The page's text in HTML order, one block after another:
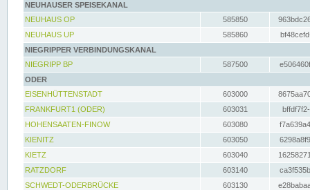
NEUHAUSER SPEISEKANAL
NEUHAUS OP
585850
NEUHAUS UP
585860
NIEGRIPPER VERBINDUNGSKANAL
NIEGRIPP BP
587500
ODER
EISENHÜTTENSTADT
603000
FRANKFURT1 (ODER)
603031
HOHENSAATEN-FINOW
603080
KIENITZ
603050
KIETZ
603040
RATZDORF
603140
SCHWEDT-ODERBRÜCKE
603130